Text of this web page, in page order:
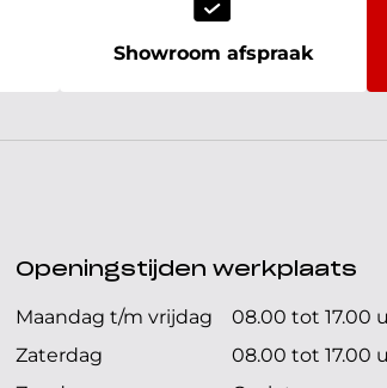
Showroom afspraak
Openingstijden werkplaats
Maandag t/m vrijdag
08.00 tot 17.00
Zaterdag
08.00 tot 17.00